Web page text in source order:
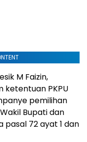
M Faizin,
ketentuan PKPU
pemilihan
Bupati dan
pasal 72 ayat 1 dan